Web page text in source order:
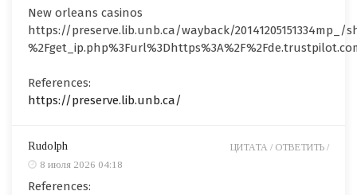
New orleans casinos
https://preserve.lib.unb.ca/wayback/20141205151334mp_/
References:
https://preserve.lib.unb.ca/
Rudolph
8 июля 2026 04:18
References:
ЦИТАТА / ОТВЕТИТЬ /